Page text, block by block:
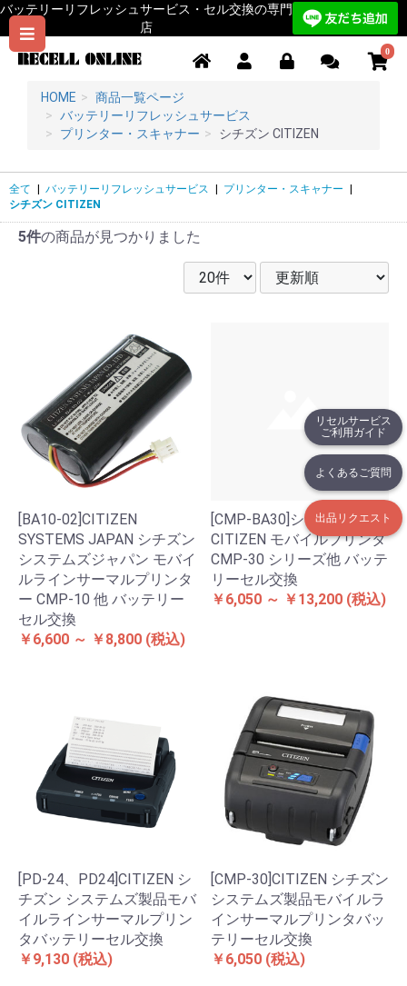
リセルサービス
ご利用ガイド
よくあるご質問
出品リクエスト
バッテリーリフレッシュサービス・セル交換の専門
店
0
HOME
商品一覧ページ
バッテリーリフレッシュサービス
プリンター・スキャナー
シチズン CITIZEN
全て バッテリーリフレッシュサービス プリンター・スキャナー
シチズン CITIZEN
5件の商品が見つかりました
[BA10-02]CITIZEN
SYSTEMS JAPAN シチズン
システムズジャパン モバイ
ルラインサーマルプリンタ
ー CMP-10 他 バッテリー
セル交換
￥6,600 ～ ￥8,800 (税込)
[CMP-BA30]シチズン
CITIZEN モバイルプリンタ
CMP-30 シリーズ他 バッテ
リーセル交換
￥6,050 ～ ￥13,200 (税込)
[PD-24、PD24]CITIZEN シ
チズン システムズ製品モバ
イルラインサーマルプリン
タバッテリーセル交換
￥9,130 (税込)
[CMP-30]CITIZEN シチズン
システムズ製品モバイルラ
インサーマルプリンタバッ
テリーセル交換
￥6,050 (税込)